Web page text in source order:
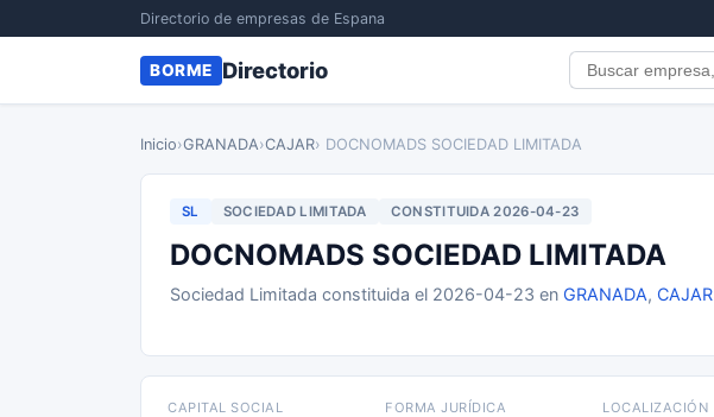
Directorio de empresas de Espana
BORME Directorio
Inicio›GRANADA›CAJAR› DOCNOMADS SOCIEDAD LIMITADA
SL SOCIEDAD LIMITADA CONSTITUIDA 2026-04-23
DOCNOMADS SOCIEDAD LIMITADA
Sociedad Limitada constituida el 2026-04-23 en GRANADA, CAJAR
CAPITAL SOCIAL FORMA JURÍDICA LOCALIZACIÓN